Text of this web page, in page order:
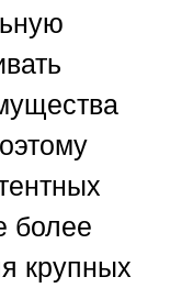
более
крупных